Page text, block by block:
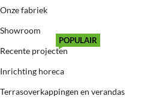
Onze fabriek
Showroom
Recente projecten
POPULAIR
Inrichting horeca
Terrasoverkappingen en verandas